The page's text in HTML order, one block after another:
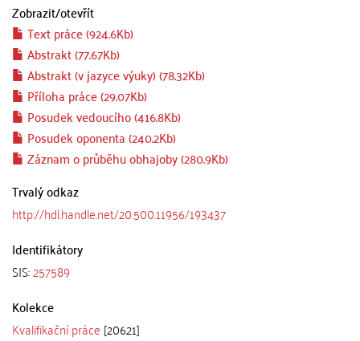
Zobrazit/otevřít
Text práce (924.6Kb)
Abstrakt (77.67Kb)
Abstrakt (v jazyce výuky) (78.32Kb)
Příloha práce (29.07Kb)
Posudek vedoucího (416.8Kb)
Posudek oponenta (240.2Kb)
Záznam o průběhu obhajoby (280.9Kb)
Trvalý odkaz
http://hdl.handle.net/20.500.11956/193437
Identifikátory
SIS:257589
Kolekce
Kvalifikační práce [20621]